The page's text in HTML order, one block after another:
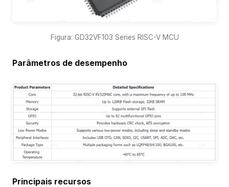
Figura: GD32VF103 Series RISC-V MCU
Parâmetros de desempenho
Principais recursos